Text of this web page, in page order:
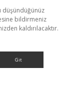
düşündüğünüz
bildirmeniz
kaldırılacaktır.